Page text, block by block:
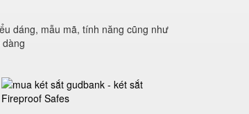
dáng, mẫu mã, tính năng cũng như